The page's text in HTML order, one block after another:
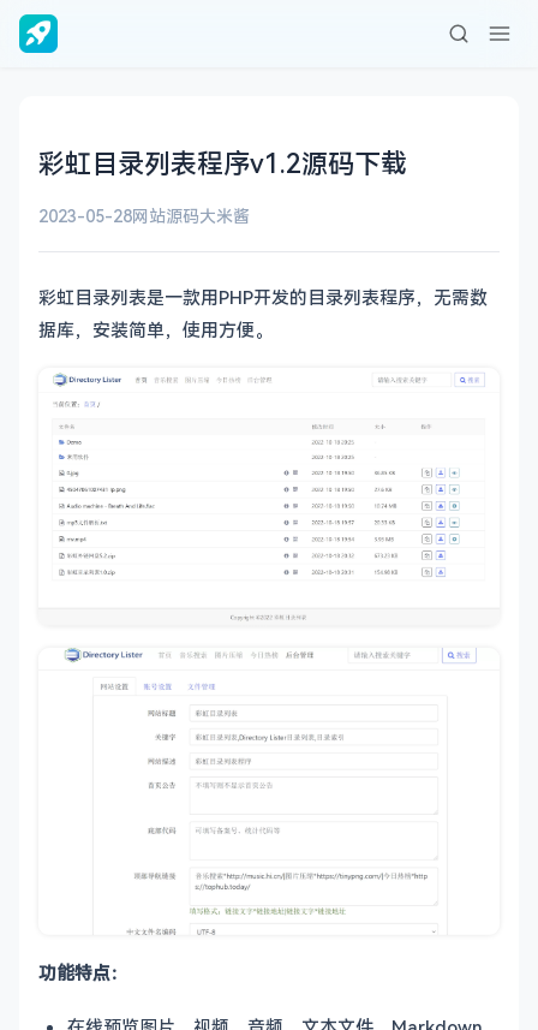
彩虹目录列表程序v1.2源码下载
2023-05-28网站源码大米酱
彩虹目录列表是一款用PHP开发的目录列表程序，无需数
据库，安装简单，使用方便。
功能特点：